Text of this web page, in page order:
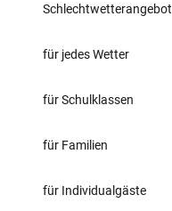
Schlechtwetterangebot
für jedes Wetter
für Schulklassen
für Familien
für Individualgäste